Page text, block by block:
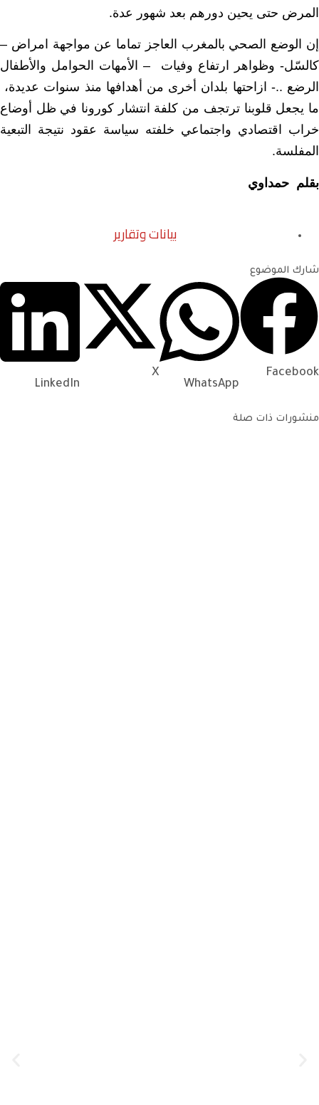
المرض حتى يحين دورهم بعد شهور عدة.
إن الوضع الصحي بالمغرب العاجز تماما عن مواجهة امراض –
كالسّل- وظواهر ارتفاع وفيات – الأمهات الحوامل والأطفال
الرضع ..- ازاحتها بلدان أخرى من أهدافها منذ سنوات عديدة،
ما يجعل قلوبنا ترتجف من كلفة انتشار كورونا في ظل أوضاع
خراب اقتصادي واجتماعي خلفته سياسة عقود نتيجة التبعية
المفلسة.
بقلم حمداوي
بيانات وتقارير
شارك الموضوع
Facebook
WhatsApp
X
LinkedIn
منشورات ذات صلة